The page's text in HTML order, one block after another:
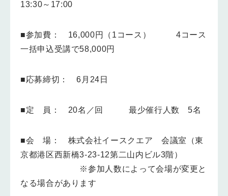
13:30～17:00
■参加費： 16,000円（1コース） 4コース
一括申込受講で58,000円
■応募締切： 6月24日
■定 員： 20名／回 最少催行人数 5名
■会 場： 株式会社イースクエア 会議室（東
京都港区西新橋3-23-12第二山内ビル3階）
※参加人数によって会場が変更と
なる場合があります